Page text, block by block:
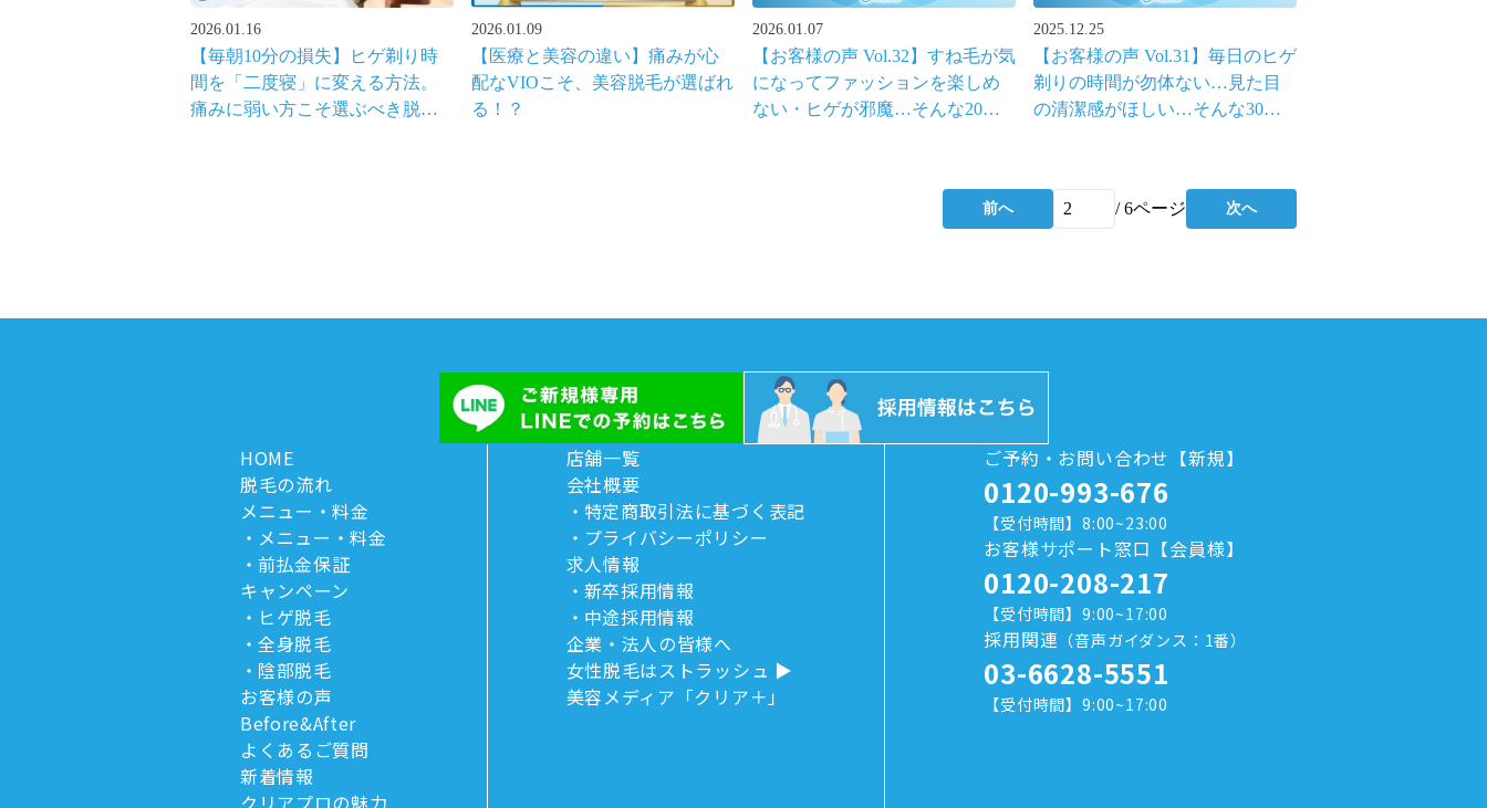
2026.01.16
【毎朝10分の損失】ヒゲ剃り時
間を「二度寝」に変える方法。
痛みに弱い方こそ選ぶべき脱毛
2026.01.09
【医療と美容の違い】痛みが心
配なVIOこそ、美容脱毛が選ばれ
る！？
2026.01.07
【お客様の声 Vol.32】すね毛が気
になってファッションを楽しめ
ない・ヒゲが邪魔…そんな20代
2025.12.25
【お客様の声 Vol.31】毎日のヒゲ
剃りの時間が勿体ない…見た目
の清潔感がほしい…そんな30代
前へ /6ページ 次へ
HOME
脱毛の流れ
メニュー・料金
メニュー・料金
前払金保証
キャンペーン
ヒゲ脱毛
全身脱毛
陰部脱毛
お客様の声
Before&After
よくあるご質問
新着情報
クリアプロの魅力
店舗一覧
会社概要
特定商取引法に基づく表記
プライバシーポリシー
求人情報
新卒採用情報
中途採用情報
企業・法人の皆様へ
女性脱毛はストラッシュ
美容メディア「クリア＋」
ご予約・お問い合わせ【新規】
0120-993-676
【受付時間】8:00~23:00
お客様サポート窓口【会員様】
0120-208-217
【受付時間】9:00~17:00
採用関連 （音声ガイダンス：1番）
03-6628-5551
【受付時間】9:00~17:00